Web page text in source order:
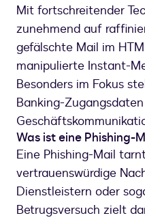
Mit fortschreitender
zunehmend auf
gefälschte Mail im
manipulierte Instant-
Besonders im Fokus
Banking-
Was ist eine Phishing-
Eine Phishing-Mail
vertrauenswürdige
Dienstleistern oder
Betrugsversuch zielt